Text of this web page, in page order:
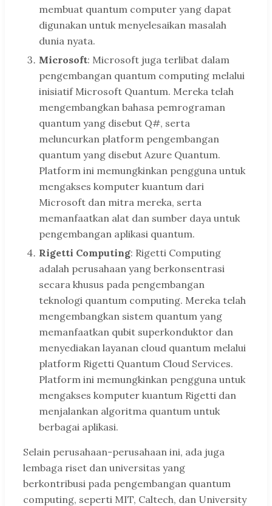
membuat quantum computer yang dapat
digunakan untuk menyelesaikan masalah
dunia nyata.
Microsoft: Microsoft juga terlibat dalam
pengembangan quantum computing melalui
inisiatif Microsoft Quantum. Mereka telah
mengembangkan bahasa pemrograman
quantum yang disebut Q#, serta
meluncurkan platform pengembangan
quantum yang disebut Azure Quantum.
Platform ini memungkinkan pengguna untuk
mengakses komputer kuantum dari
Microsoft dan mitra mereka, serta
memanfaatkan alat dan sumber daya untuk
pengembangan aplikasi quantum.
Rigetti Computing: Rigetti Computing
adalah perusahaan yang berkonsentrasi
secara khusus pada pengembangan
teknologi quantum computing. Mereka telah
mengembangkan sistem quantum yang
memanfaatkan qubit superkonduktor dan
menyediakan layanan cloud quantum melalui
platform Rigetti Quantum Cloud Services.
Platform ini memungkinkan pengguna untuk
mengakses komputer kuantum Rigetti dan
menjalankan algoritma quantum untuk
berbagai aplikasi.
Selain perusahaan-perusahaan ini, ada juga
lembaga riset dan universitas yang
berkontribusi pada pengembangan quantum
computing, seperti MIT, Caltech, dan University